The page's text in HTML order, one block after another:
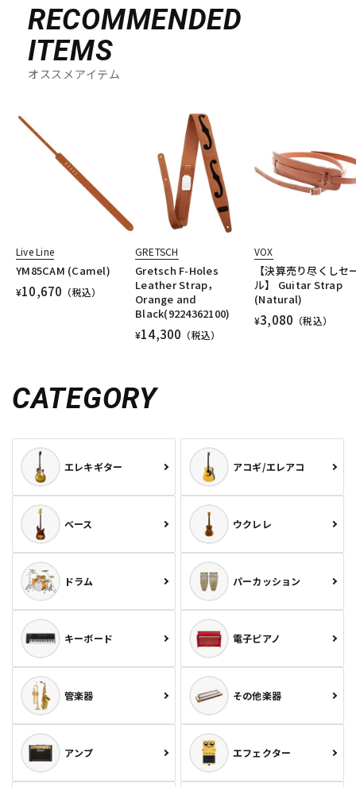
RECOMMENDED
ITEMS
オススメアイテム
Live Line
YM85CAM (Camel)
¥10,670 （税込）
GRETSCH
Gretsch F-Holes
Leather Strap，
Orange and
Black(9224362100)
¥14,300 （税込）
VOX
【決算売り尽くしセ
ル】 Guitar Strap
(Natural)
¥3,080 （税込）
CATEGORY
エレキギター アコギ/エレアコ
ベース ウクレレ
ドラム パーカッション
キーボード 電子ピアノ
管楽器 その他楽器
アンプ エフェクター